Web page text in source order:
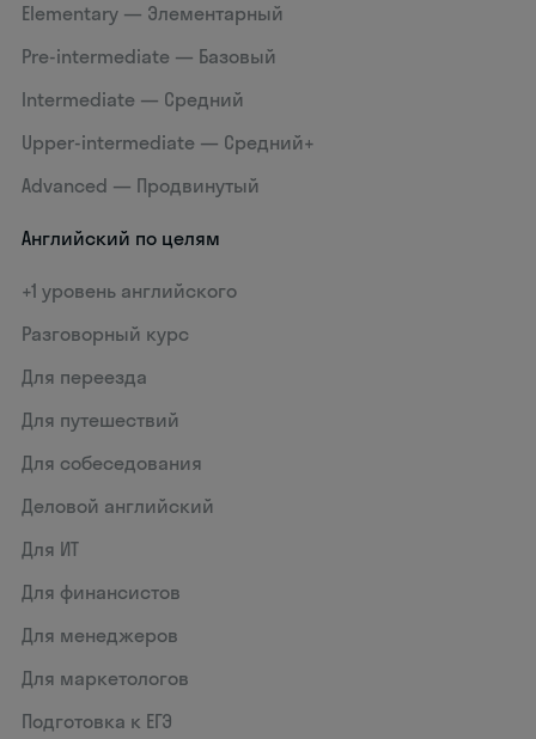
Elementary — Элементарный
Pre-intermediate — Базовый
Intermediate — Средний
Upper-intermediate — Средний+
Advanced — Продвинутый
Английский по целям
+1 уровень английского
Разговорный курс
Для переезда
Для путешествий
Для собеседования
Деловой английский
Для ИТ
Для финансистов
Для менеджеров
Для маркетологов
Подготовка к ЕГЭ